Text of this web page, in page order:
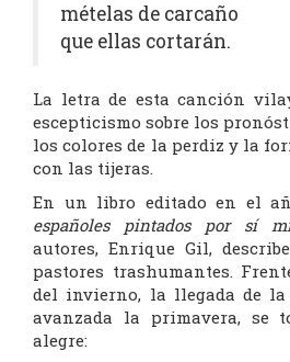
mételas de carcaño
que ellas cortarán.
La letra de esta canción
escepticismo sobre los
los colores de la perdiz y la
con las tijeras.
En un libro editado en el
españoles pintados por sí
autores, Enrique Gil,
pastores trashumantes.
del invierno, la llegada de la
avanzada la primavera, se
alegre: